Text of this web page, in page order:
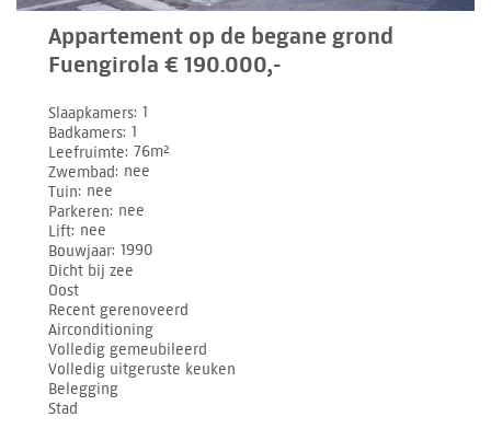
Appartement op de begane grond
Fuengirola € 190.000,-
Slaapkamers 1
Badkamers 1
Leefruimte 76m²
Zwembad nee
Tuin nee
Parkeren nee
Lift nee
Bouwjaar 1990
Dicht bij zee
Oost
Recent gerenoveerd
Airconditioning
Volledig gemeubileerd
Volledig uitgeruste keuken
Belegging
Stad